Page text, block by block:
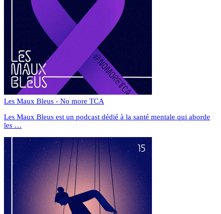
Les Maux Bleus - No more TCA
Les Maux Bleus est un podcast dédié à la santé mentale qui aborde
les …